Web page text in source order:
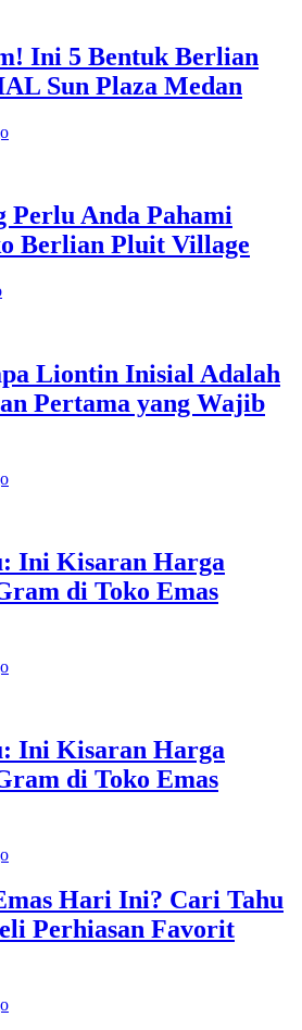
Ini 5 Bentuk Berlian
Sun Plaza Medan
Perlu Anda Pahami
Berlian Pluit Village
Liontin Inisial Adalah
Pertama yang Wajib
Ini Kisaran Harga
di Toko Emas
Ini Kisaran Harga
di Toko Emas
Hari Ini? Cari Tahu
Perhiasan Favorit